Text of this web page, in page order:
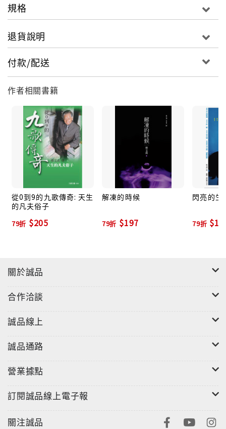
規格
退貨說明
付款/配送
作者相關書籍
從0到9的九歌傳奇: 天生
的凡夫俗子
79折 $205
解凍的時候
79折 $197
閃亮的生
79折
關於誠品
合作洽談
誠品線上
誠品通路
營業據點
訂閱誠品線上電子報
關注誠品